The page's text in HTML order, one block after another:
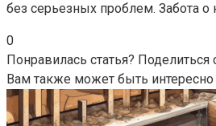
без серьезных проблем. Забота о
0
Понравилась статья? Поделиться
Вам также может быть интересно